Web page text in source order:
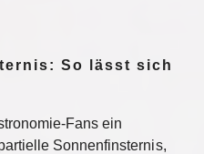
So lässt sich
Fans ein
Sonnenfinsternis,